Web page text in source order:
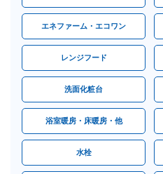
エネファーム・エコワン
レンジフード
洗面化粧台
浴室暖房・床暖房・他
水栓